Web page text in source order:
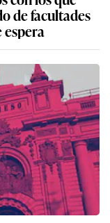
de facultades
espera